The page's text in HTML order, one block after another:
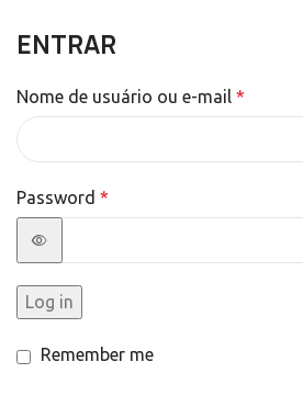
ENTRAR
Nome de usuário ou e-mail *
Password *
Log in
Remember me